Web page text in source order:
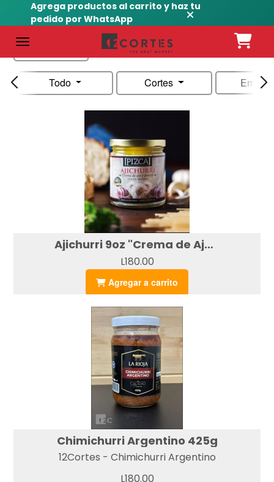
Agrega productos al carrito y haz tu
pedido por WhatsApp
Nombre
Todo Cortes
Ajichurri 9oz "Crema de Ajo y Perejil"
L180.00
Agregar a carrito
Chimichurri Argentino 425g
12Cortes - Chimichurri Argentino
L180.00